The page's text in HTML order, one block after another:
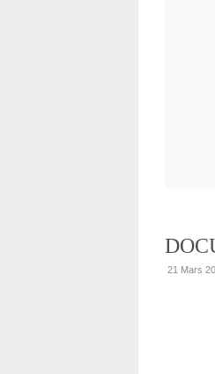
21 Mars